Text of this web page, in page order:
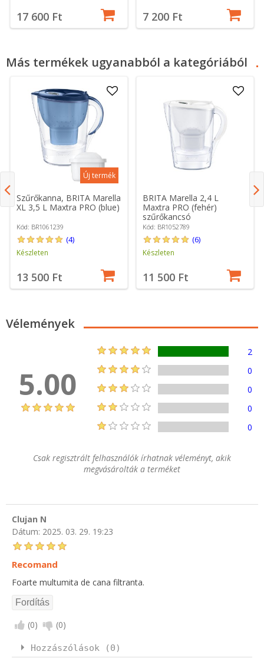
17 600 Ft 7 200 Ft
Más termékek ugyanabból a kategóriából
Új termék
Szűrőkanna, BRITA Marella
XL 3,5 L Maxtra PRO (blue)
Kód: BR1061239
(4)
Készleten
13 500 Ft
BRITA Marella 2,4 L
Maxtra PRO (fehér)
szűrőkancsó
Kód: BR1052789
(6)
Készleten
11 500 Ft
Vélemények
5.00
2
0
0
0
0
Csak regisztrált felhasználók írhatnak véleményt, akik
megvásárolták a terméket
Clujan N
Dátum: 2025. 03. 29. 19:23
Recomand
Foarte multumita de cana filtranta.
(0) (0)
Hozzászólások (0)